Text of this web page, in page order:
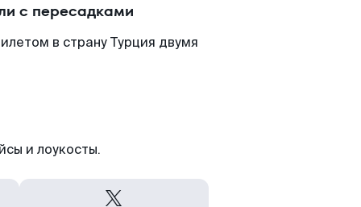
с пересадками
в страну Турция двумя
и лоукосты.